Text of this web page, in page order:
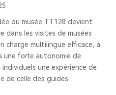
du musée TT128 devient
dans les visites de musées
charge multilingue efficace, à
une forte autonomie de
une expérience de
de celle des guides
GUIDE SYSTEM
DE FENÊTRE
À DEUX VOIES